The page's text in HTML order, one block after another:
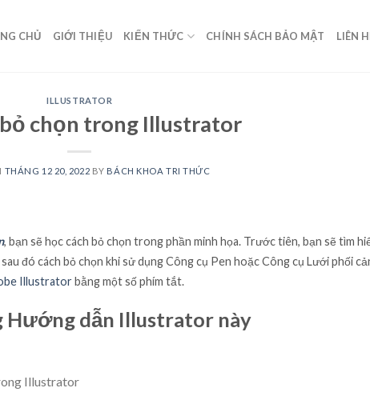
CHỦ GIỚI THIỆU KIẾN THỨC CHÍNH SÁCH BẢO MẬT LIÊN
ILLUSTRATOR
bỏ chọn trong Illustrator
THÁNG 12 20, 2022 BY BÁCH KHOA TRI THỨC
, bạn sẽ học cách bỏ chọn trong phần minh họa. Trước tiên, bạn sẽ tìm
đó cách bỏ chọn khi sử dụng Công cụ Pen hoặc Công cụ Lưới phối
Illustratorbằng một số phím tắt.
Hướng dẫn Illustrator này
Illustrator